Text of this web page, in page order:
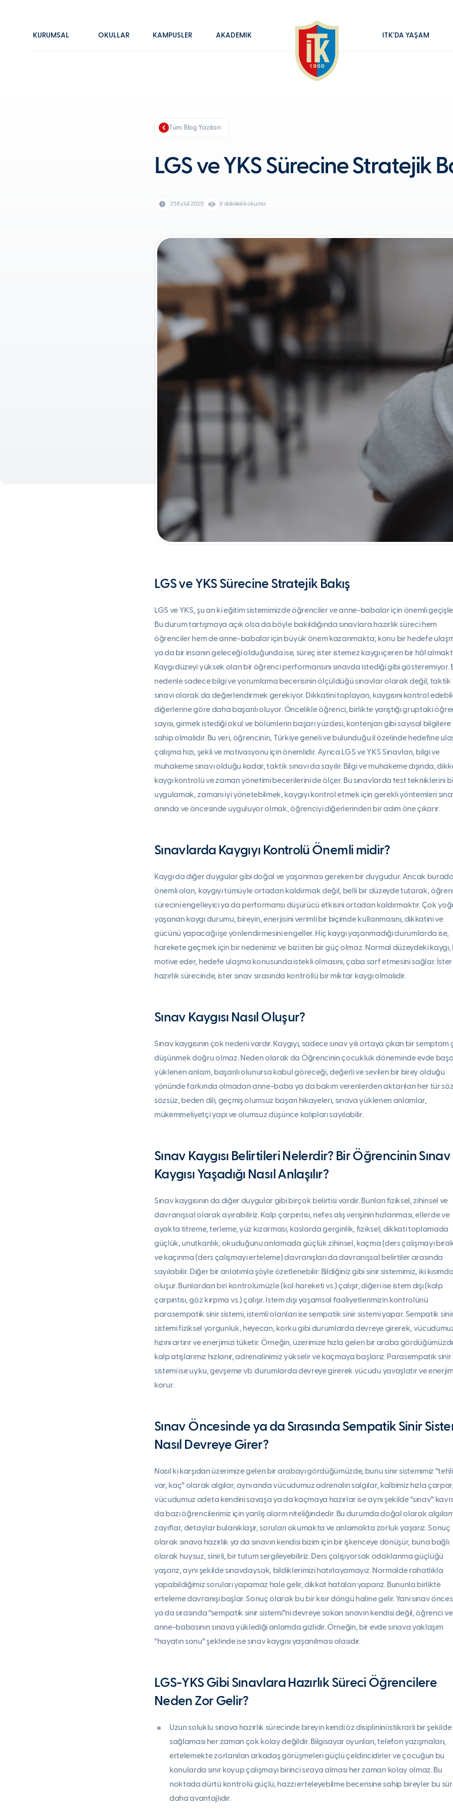
KURUMSAL OKULLAR KAMPÜSLER AKADEMİK İTK'DA YAŞAM
Tüm Blog Yazıları
LGS ve YKS Sürecine Stratejik
25 Eylül 2025 9 dakikalık okuma
LGS ve YKS Sürecine Stratejik Bakış
LGS ve YKS, şu an ki eğitim sistemimizde öğrenciler ve anne-babalar için önemli
Bu durum tartışmaya açık olsa da böyle bakıldığında sınavlara hazırlık süreci hem
öğrenciler hem de anne-babalar için büyük önem kazanmakta; konu bir hedefe
ya da bir insanın geleceği olduğunda ise, süreç ister istemez kaygı içeren bir hâl
Kaygı düzeyi yüksek olan bir öğrenci performansını sınavda istediği gibi gösteremiyor.
nedenle sadece bilgi ve yorumlama becerisinin ölçüldüğü sınavlar olarak değil, taktik
sınavı olarak da değerlendirmek gerekiyor. Dikkatini toplayan, kaygısını kontrol
diğerlerine göre daha başarılı oluyor. Öncelikle öğrenci, birlikte yarıştığı gruptaki
sayısı, girmek istediği okul ve bölümlerin başarı yüzdesi, kontenjan gibi sayısal bilgilere
sahip olmalıdır. Bu veri, öğrencinin, Türkiye geneli ve bulunduğu il özelinde hedefine
çalışma hızı, şekli ve motivasyonu için önemlidir. Ayrıca LGS ve YKS Sınavları, bilgi ve
muhakeme sınavı olduğu kadar, taktik sınavı da sayılır. Bilgi ve muhakeme dışında,
kaygı kontrolü ve zaman yönetimi becerilerini de ölçer. Bu sınavlarda test tekniklerini
uygulamak, zamanı iyi yönetebilmek, kaygıyı kontrol etmek için gerekli yöntemleri
anında ve öncesinde uyguluyor olmak, öğrenciyi diğerlerinden bir adım öne çıkarır.
Sınavlarda Kaygıyı Kontrolü Önemli midir?
Kaygı da diğer duygular gibi doğal ve yaşanması gereken bir duygudur. Ancak burada
önemli olan, kaygıyı tümüyle ortadan kaldırmak değil, belli bir düzeyde tutarak,
sürecini engelleyici ya da performansı düşürücü etkisini ortadan kaldırmaktır. Çok
yaşanan kaygı durumu, bireyin, enerjisini verimli bir biçimde kullanmasını, dikkatini ve
gücünü yapacağı işe yönlendirmesini engeller. Hiç kaygı yaşanmadığı durumlarda ise,
harekete geçmek için bir nedenimiz ve bizi iten bir güç olmaz. Normal düzeydeki kaygı,
motive eder, hedefe ulaşma konusunda istekli olmasını, çaba sarf etmesini sağlar. İster
hazırlık sürecinde, ister sınav sırasında kontrollü bir miktar kaygı olmalıdır.
Sınav Kaygısı Nasıl Oluşur?
Sınav kaygısının çok nedeni vardır. Kaygıyı, sadece sınav yılı ortaya çıkan bir semptom
düşünmek doğru olmaz. Neden olarak da Öğrencinin çocukluk döneminde evde
yüklenen anlam, başarılı olunursa kabul göreceği, değerli ve sevilen bir birey olduğu
yönünde farkında olmadan anne-baba ya da bakım verenlerden aktarılan her tür
sözsüz, beden dili, geçmiş olumsuz başarı hikayeleri, sınava yüklenen anlamlar,
mükemmeliyetçi yapı ve olumsuz düşünce kalıpları sayılabilir.
Sınav Kaygısı Belirtileri Nelerdir? Bir Öğrencinin Sınav
Kaygısı Yaşadığı Nasıl Anlaşılır?
Sınav kaygısının da diğer duygular gibi birçok belirtisi vardır. Bunları fiziksel, zihinsel ve
davranışsal olarak ayırabiliriz. Kalp çarpıntısı, nefes alış verişinin hızlanması, ellerde ve
ayakta titreme, terleme, yüz kızarması, kaslarda gerginlik, fiziksel; dikkati toplamada
güçlük, unutkanlık, okuduğunu anlamada güçlük zihinsel, kaçma (ders çalışmayı
ve kaçınma (ders çalışmayı erteleme) davranışları da davranışsal belirtiler arasında
sayılabilir. Diğer bir anlatımla şöyle özetlenebilir: Bildiğiniz gibi sinir sistemimiz, iki
oluşur. Bunlardan biri kontrolümüzle (kol hareketi vs.) çalışır, diğeri ise istem dışı (kalp
çarpıntısı, göz kırpma vs.) çalışır. İstem dışı yaşamsal faaliyetlerimizin kontrolünü
parasempatik sinir sistemi, istemli olanları ise sempatik sinir sistemi yapar. Sempatik sinir
sistemi fiziksel yorgunluk, heyecan, korku gibi durumlarda devreye girerek,
hızını artırır ve enerjimizi tüketir. Örneğin, üzerimize hızla gelen bir araba
kalp atışlarımız hızlanır, adrenalinimiz yükselir ve kaçmaya başlarız. Parasempatik sinir
sistemi ise uyku, gevşeme vb. durumlarda devreye girerek vücudu yavaşlatır ve
korur.
Sınav Öncesinde ya da Sırasında Sempatik Sinir
Nasıl Devreye Girer?
Nasıl ki karşıdan üzerimize gelen bir arabayı gördüğümüzde, bunu sinir sistemimiz
var, kaç” olarak algılar, aynı anda vücudumuz adrenalin salgılar, kalbimiz hızla çarpar,
vücudumuz adeta kendini savaşa ya da kaçmaya hazırlar ise aynı şekilde “sınav”
da bazı öğrencilerimiz için yanlış alarm niteliğindedir. Bu durumda doğal olarak
zayıflar, detaylar bulanıklaşır, soruları okumakta ve anlamakta zorluk yaşarız. Sonuç
olarak sınava hazırlık ya da sınavın kendisi bizim için bir işkenceye dönüşür, buna bağlı
olarak huysuz, sinirli, bir tutum sergileyebiliriz. Ders çalışıyorsak odaklanma güçlüğü
yaşarız, aynı şekilde sınavdaysak, bildiklerimizi hatırlayamayız. Normalde rahatlıkla
yapabildiğimiz soruları yapamaz hale gelir, dikkat hataları yaparız. Bununla birlikte
erteleme davranışı başlar. Sonuç olarak bu bir kısır döngü haline gelir. Yani sınav
ya da sırasında “sempatik sinir sistemi”ni devreye sokan sınavın kendisi değil, öğrenci ve
anne-babasının sınava yüklediği anlamda gizlidir. Örneğin, bir evde sınava yaklaşım
“hayatın sonu” şeklinde ise sınav kaygısı yaşanılması olasıdır.
LGS-YKS Gibi Sınavlara Hazırlık Süreci Öğrencilere
Neden Zor Gelir?
Uzun soluklu sınava hazırlık sürecinde bireyin kendi öz disiplinini istikrarlı bir şekilde
sağlaması her zaman çok kolay değildir. Bilgisayar oyunları, telefon yazışmaları,
ertelemekte zorlanılan arkadaş görüşmeleri güçlü çeldiricidirler ve çocuğun bu
konularda sınır koyup çalışmayı birinci sıraya alması her zaman kolay olmaz. Bu
noktada dürtü kontrolü güçlü, hazzı erteleyebilme becerisine sahip bireyler bu
daha avantajlıdır.